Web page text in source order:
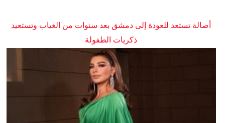
أصالة تستعد للعودة إلى دمشق بعد سنوات من الغياب وتستعيد
ذكريات الطفولة